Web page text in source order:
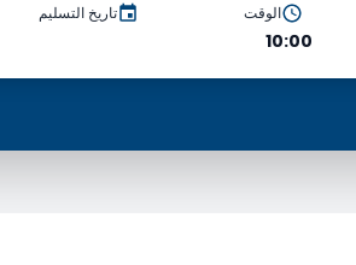
الوقت
10:00
تاريخ التسليم